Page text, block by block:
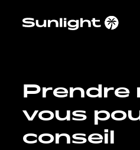
Nos
Prendre
vous
conseil